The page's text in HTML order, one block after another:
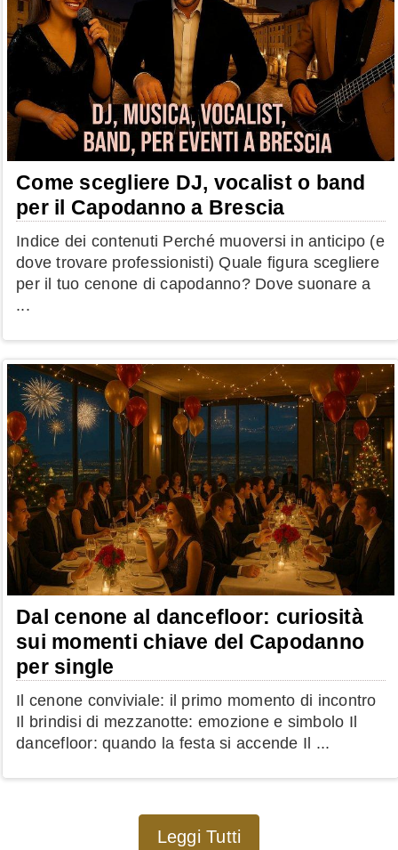
Come scegliere DJ, vocalist o band
per il Capodanno a Brescia
Indice dei contenuti Perché muoversi in anticipo (e
dove trovare professionisti) Quale figura scegliere
per il tuo cenone di capodanno? Dove suonare a
...
Dal cenone al dancefloor: curiosità
sui momenti chiave del Capodanno
per single
Il cenone conviviale: il primo momento di incontro
Il brindisi di mezzanotte: emozione e simbolo Il
dancefloor: quando la festa si accende Il ...
Leggi Tutti